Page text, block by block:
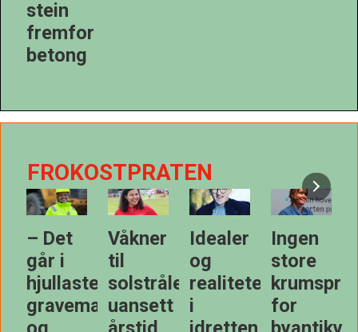
FROKOSTPRATEN
Idealer
og
realiteter
i
Ingen
store
krumspring
for
Morgenfugl
på tom
mage
–
Havregrøt
med
multer